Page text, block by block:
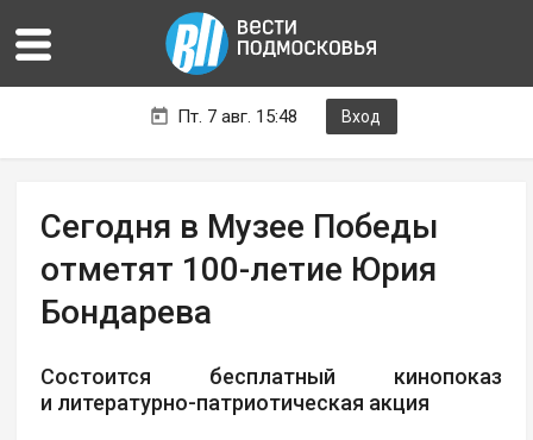
Пт. 7 авг. 15:48 Вход
Сегодня в Музее Победы
отметят 100-летие Юрия
Бондарева
Состоится бесплатный кинопоказ
и литературно-патриотическая акция